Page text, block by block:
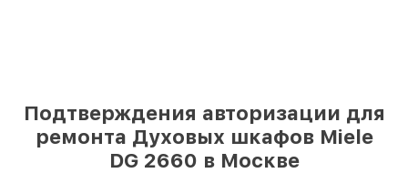
Подтверждения авторизации для
ремонта Духовых шкафов Miele
DG 2660 в Москве